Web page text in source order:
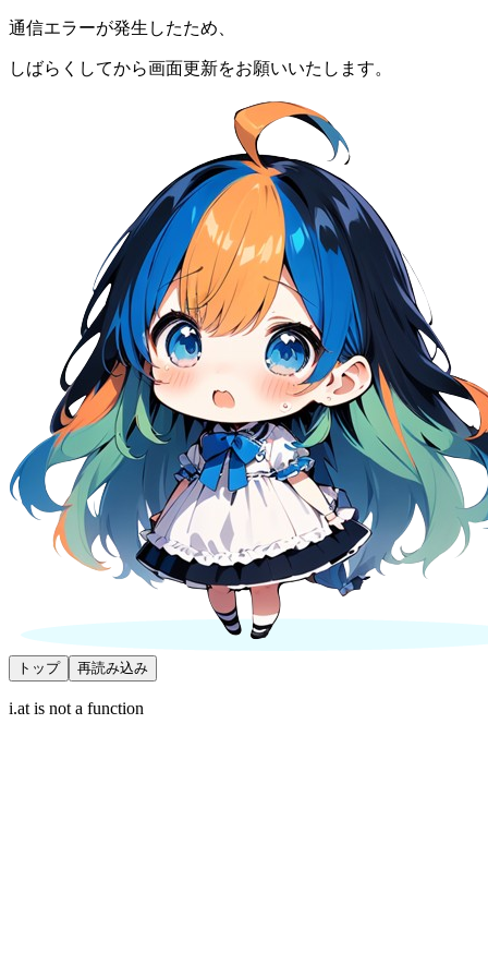
通信エラーが発生したため、
しばらくしてから画面更新をお願いいたします。
トップ 再読み込み
i.at is not a function